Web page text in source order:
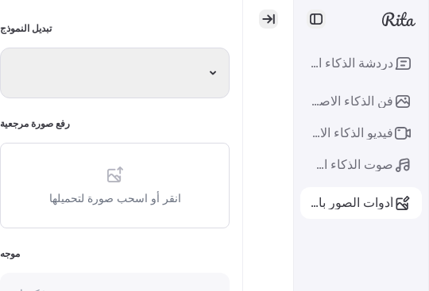
دردشة الذكاء الاصطناعي
فن الذكاء الاصطناعي
فيديو الذكاء الاصطناعي
صوت الذكاء الاصطناعي
أدوات الصور بالذكاء الاصطناعي
تبديل النموذج
رفع صورة مرجعية
انقر أو اسحب صورة لتحميلها
موجه